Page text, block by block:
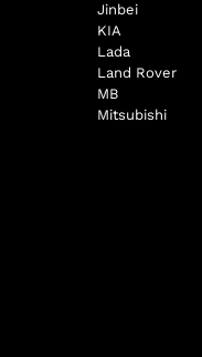
Jinbei
KIA
Lada
Land Rover
MB
Mitsubishi